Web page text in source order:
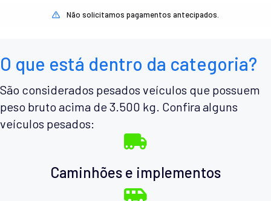
Não solicitamos pagamentos antecipados.
O que está dentro da categoria?
São considerados pesados veículos que possuem
peso bruto acima de 3.500 kg. Confira alguns
veículos pesados:
Caminhões e implementos